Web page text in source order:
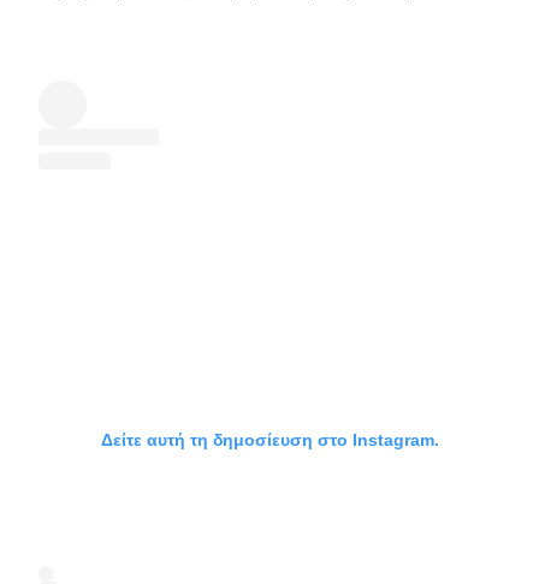
Δείτε αυτή τη δημοσίευση στο Instagram.